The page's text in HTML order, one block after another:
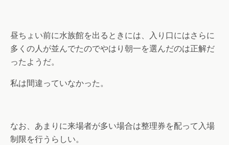
昼ちょい前に水族館を出るときには、入り口にはさらに
多くの人が並んでたのでやはり朝一を選んだのは正解だ
ったようだ。
私は間違っていなかった。
なお、あまりに来場者が多い場合は整理券を配って入場
制限を行うらしい。